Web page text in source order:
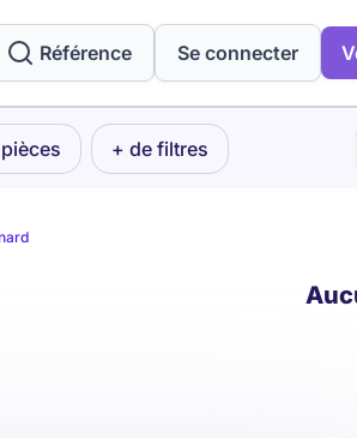
Référence Se connecter
+ de filtres